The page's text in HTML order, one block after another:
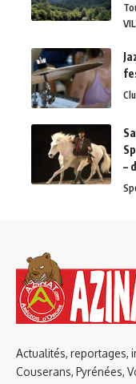
–
Actualités, reportages,
Couserans, Pyrénées,